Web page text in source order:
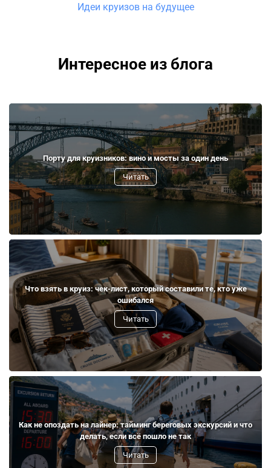
Идеи круизов на будущее
Интересное из блога
Порту для круизников: вино и мосты за один день
Читать
Что взять в круиз: чек-лист, который составили те, кто уже
ошибался
Читать
Как не опоздать на лайнер: тайминг береговых экскурсий и что
делать, если всё пошло не так
Читать